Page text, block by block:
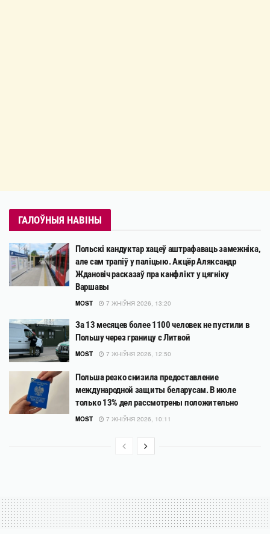
ГАЛОЎНЫЯ НАВІНЫ
Польскі кандуктар хацеў аштрафаваць замежніка,
але сам трапіў у паліцыю. Акцёр Аляксандр
Ждановіч расказаў пра канфлікт у цягніку
Варшавы
MOST 7 ЖНІЎНЯ 2026, 13:20
За 13 месяцев более 1100 человек не пустили в
Польшу через границу с Литвой
MOST 7 ЖНІЎНЯ 2026, 12:50
Польша резко снизила предоставление
международной защиты беларусам. В июле
только 13% дел рассмотрены положительно
MOST 7 ЖНІЎНЯ 2026, 10:11